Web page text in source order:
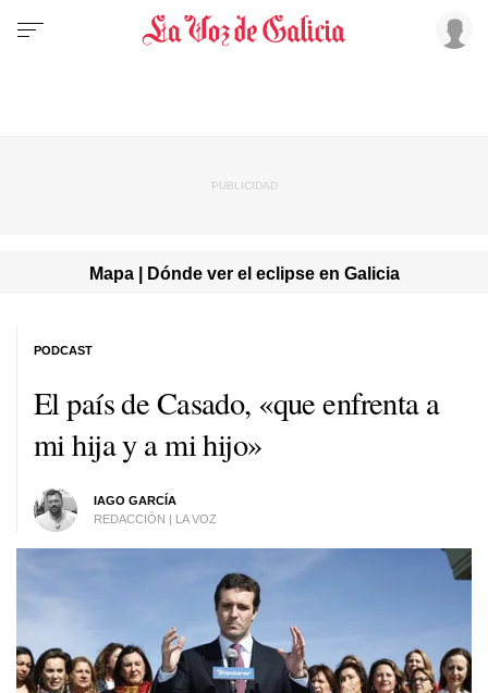
Mapa | Dónde ver el eclipse en Galicia
El país de Casado, «que enfrenta a
mi hija y a mi hijo»
IAGO GARCÍA
REDACCIÓN | LA VOZ
PODCAST